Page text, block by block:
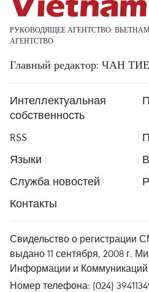
РУКОВОДЯЩЕЕ АГЕНТСТВО:
АГЕНТСТВО
Главный редактор: ЧАН
Интеллектуальная
собственность
RSS
Языки
Служба новостей
Контакты
Свидельство о регистрации
выдано 11 сентября, 2008 г.
Информации и Коммуникаций
Номер телефона: (024)